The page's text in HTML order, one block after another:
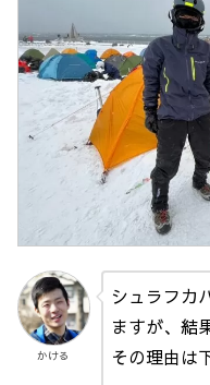
かける
シュラフカ
ますが、結
その理由は